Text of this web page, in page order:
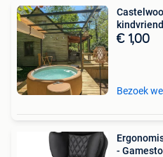
€ 1,00
Bezoek
-